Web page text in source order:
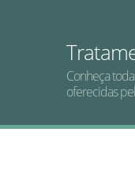
Conheça
oferecidas